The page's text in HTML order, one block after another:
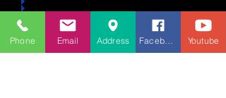
USADOS
Phone Email Address Youtube